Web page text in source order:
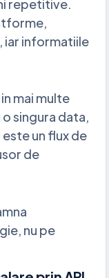
repetitive.
iar informatiile
mai multe
singura data,
un flux de
de
nu pe